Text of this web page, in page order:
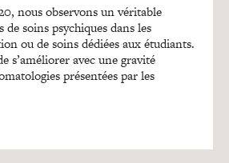
nous observons un véritable
de soins psychiques dans les
ou de soins dédiées aux étudiants.
s’améliorer avec une gravité
présentées par les